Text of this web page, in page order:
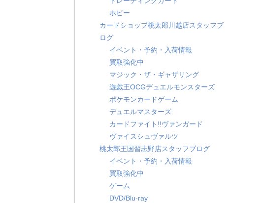
ホビー
カードショップ桃太郎川越店スタッフブ
ログ
イベント・予約・入荷情報
買取強化中
マジック・ザ・ギャザリング
遊戯王OCGデュエルモンスターズ
ポケモンカードゲーム
デュエルマスターズ
カードファイト!!ヴァンガード
ヴァイスシュヴァルツ
桃太郎王国習志野店スタッフブログ
イベント・予約・入荷情報
買取強化中
ゲーム
DVD/Blu-ray